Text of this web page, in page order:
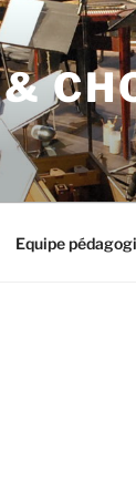
Equipe